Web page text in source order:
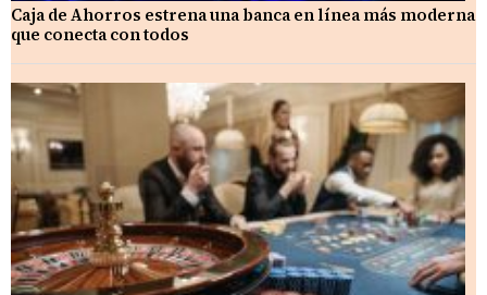
Caja de Ahorros estrena una banca en línea más moderna
que conecta con todos